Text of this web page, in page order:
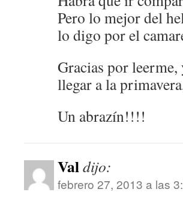
Pero lo mejor del
lo digo por el
Gracias por
llegar a la
Un abrazín!!!!
Valdijo:
febrero 27, 2013 a las